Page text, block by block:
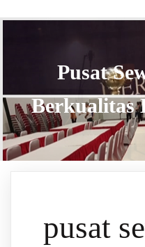
Pusat
Berkualitas
pusat